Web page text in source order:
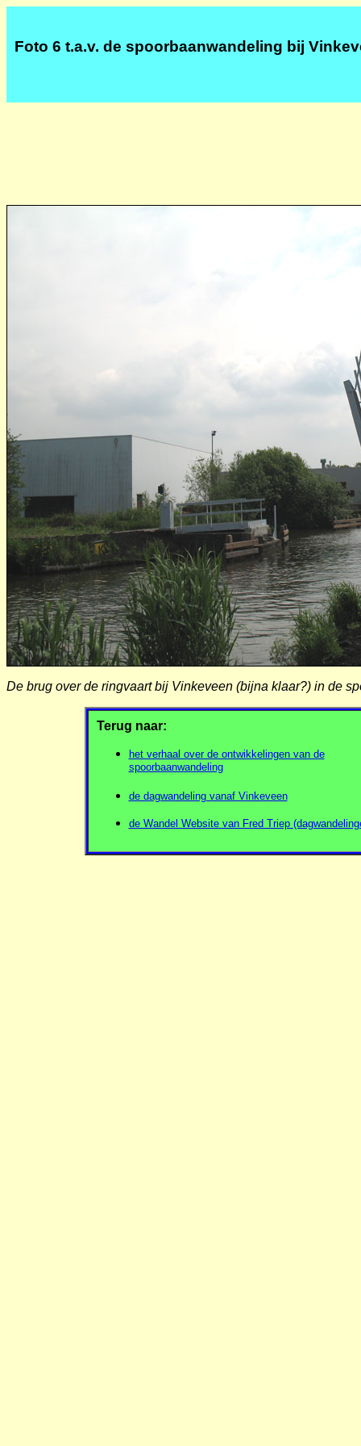
Foto 6 t.a.v. de spoorbaanwandeling bij
De brug over de ringvaart bij Vinkeveen (bijna klaar?) in de
Terug naar:
het verhaal over de ontwikkelingen van de
spoorbaanwandeling
de dagwandeling vanaf Vinkeveen
de Wandel Website van Fred Triep